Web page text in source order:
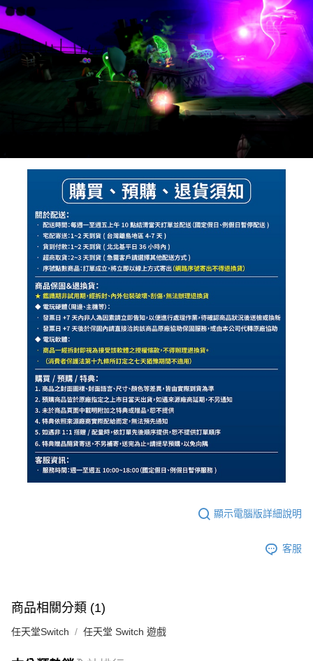
顯示電腦版詳細說明
客服
商品相關分類 (1)
任天堂Switch 任天堂 Switch 遊戲